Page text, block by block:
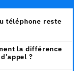
téléphone reste
la différence
?